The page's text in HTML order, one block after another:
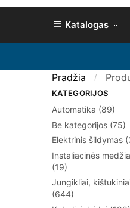
Katalogas
Pradžia /
KATEGORIJOS
Automatika (89)
Be kategorijos (75)
Elektrinis šildymas
Instaliacinės
(19)
Jungikliai,
(644)